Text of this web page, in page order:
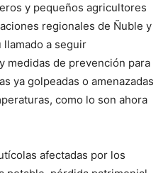
y pequeños agricultores
regionales de Ñuble y
a seguir
medidas de prevención para
ya golpeadas o amenazadas
como lo son ahora
afectadas por los